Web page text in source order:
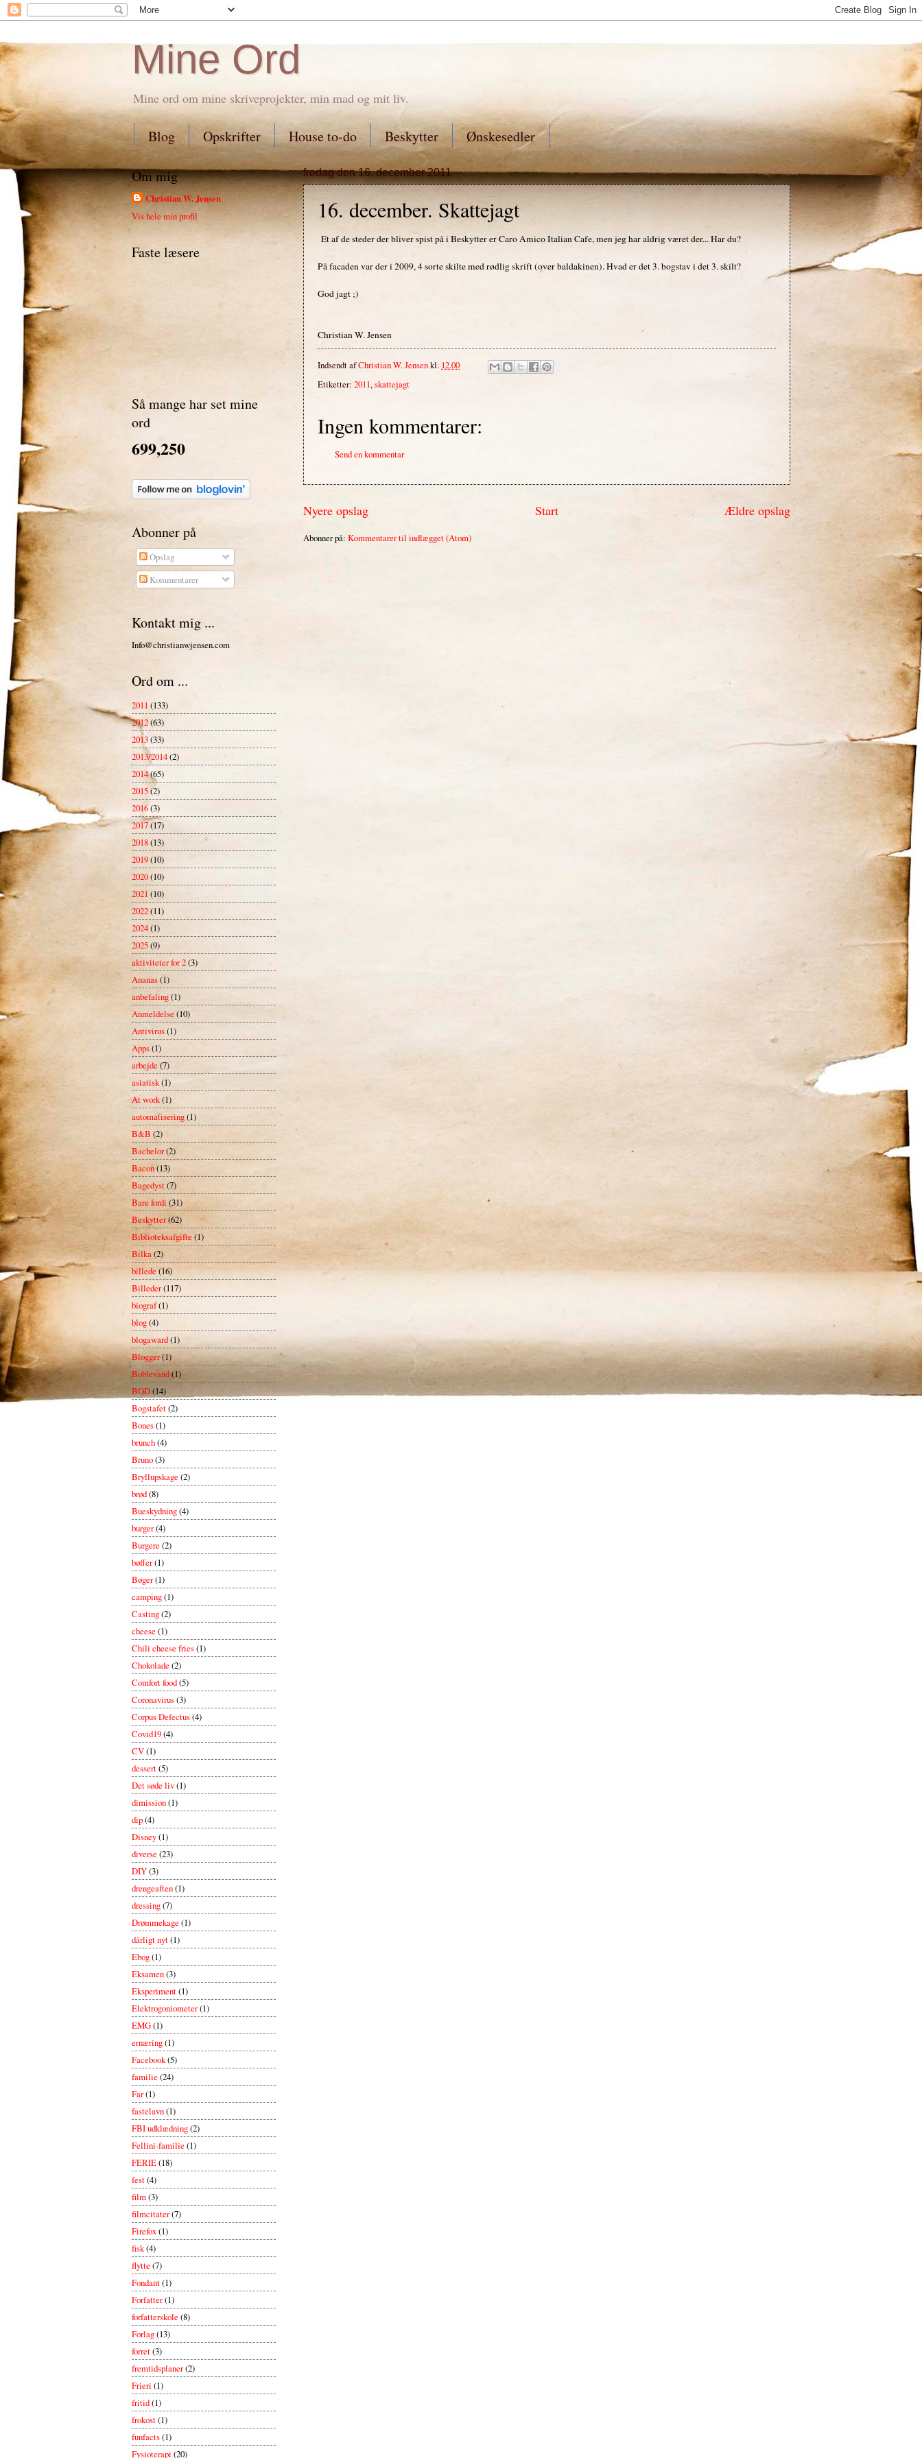
Mine Ord
Mine ord om mine skriveprojekter, min mad og mit liv.
Blog Opskrifter House to-do Beskytter Ønskesedler
fredag den 16. december 2011
16. december. Skattejagt
Et af de steder der bliver spist på i Beskytter er Caro Amico Italian Cafe, men jeg har aldrig været der... Har du?
På facaden var der i 2009, 4 sorte skilte med rødlig skrift (over baldakinen). Hvad er det 3. bogstav i det 3. skilt?
God jagt ;)
Christian W. Jensen
Indsendt afChristian W. Jensenkl. 12.00
Etiketter: 2011,skattejagt
Ingen kommentarer:
Send en kommentar
Nyere opslag Ældre opslag
Start
Abonner på: Kommentarer til indlægget (Atom)
Om mig
Christian W. Jensen
Vis hele min profil
Faste læsere
Så mange har set mine
ord
699,250
Abonner på
Opslag
Kommentarer
Kontakt mig ...
Info@christianwjensen.com
Ord om ...
2011 (133)
2012(63)
2013(33)
2013/2014(2)
2014(65)
2015(2)
2016(3)
2017(17)
2018(13)
2019(10)
2020(10)
2021 (10)
2022(11)
2024(1)
2025(9)
aktiviteter for 2(3)
Ananas(1)
anbefaling(1)
Anmeldelse(10)
Antivirus(1)
Apps(1)
arbejde (7)
asiatisk(1)
At work(1)
automatisering(1)
B&B (2)
Bachelor(2)
Bacon(13)
Bagedyst(7)
Bare fordi (31)
Beskytter(62)
Biblioteksafgifte (1)
Bilka(2)
billede (16)
Billeder(117)
biograf(1)
blog(4)
blogaward(1)
Blogger(1)
Boblevand(1)
BOD(14)
Bogstafet(2)
Bones(1)
brunch(4)
Bruno(3)
Bryllupskage(2)
brød(8)
Bueskydning(4)
burger(4)
Burgere(2)
bøffer(1)
Bøger(1)
camping(1)
Casting(2)
cheese(1)
Chili cheese fries(1)
Chokolade(2)
Comfort food(5)
Coronavirus(3)
Corpus Defectus(4)
Covid19(4)
CV(1)
dessert(5)
Det søde liv(1)
dimission(1)
dip(4)
Disney(1)
diverse(23)
DIY(3)
drengeaften(1)
dressing(7)
Drømmekage(1)
dårligt nyt(1)
Ebog(1)
Eksamen(3)
Eksperiment(1)
Elektrogoniometer(1)
EMG(1)
ernæring(1)
Facebook(5)
familie(24)
Far(1)
fastelavn(1)
FBI udklædning(2)
Fellini-familie(1)
FERIE(18)
fest(4)
film(3)
filmcitater(7)
Firefox(1)
fisk(4)
flytte(7)
Fondant(1)
Forfatter(1)
forfatterskole(8)
Forlag(13)
forret(3)
fremtidsplaner(2)
Frieri (1)
fritid(1)
frokost(1)
funfacts(1)
Fysioterapi (20)